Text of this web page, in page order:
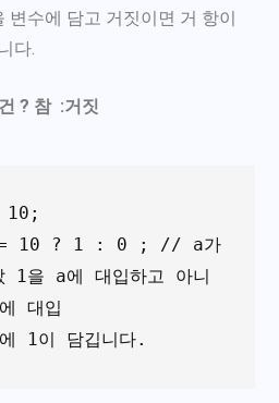
변수에 담고 거짓이면 거 항이
다.
? 참 :거짓
10 ? 1 : 0 ; // a가
1을 a에 대입하고 아니
대입
1이 담깁니다.